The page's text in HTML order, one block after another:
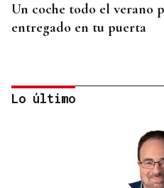
Un coche todo el verano
entregado en tu puerta
Lo último